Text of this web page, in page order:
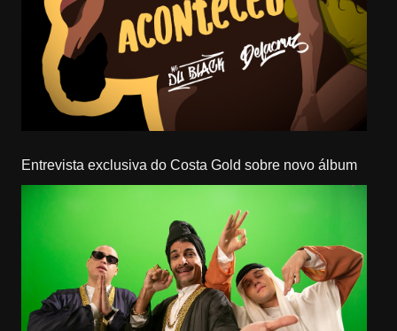
Entrevista exclusiva do Costa Gold sobre novo álbum